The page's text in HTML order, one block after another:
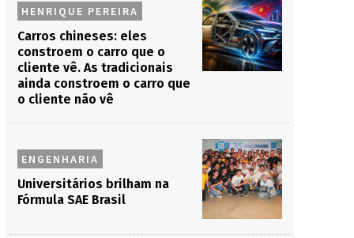
HENRIQUE PEREIRA
Carros chineses: eles
constroem o carro que o
cliente vê. As tradicionais
ainda constroem o carro que
o cliente não vê
ENGENHARIA
Universitários brilham na
Fórmula SAE Brasil